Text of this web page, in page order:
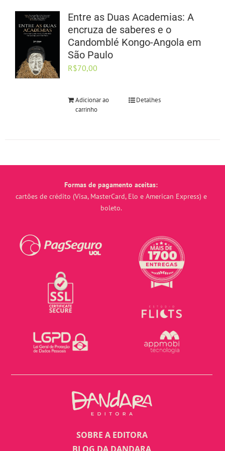
Entre as Duas Academias: A
encruza de saberes e o
Candomblé Kongo-Angola em
São Paulo
R$70,00
Adicionar ao
carrinho
Detalhes
Formas de pagamento aceitas:
cartões de crédito (Visa, MasterCard, Elo e American Express) e
boleto.
SOBRE A EDITORA
BLOG DA DANDARA